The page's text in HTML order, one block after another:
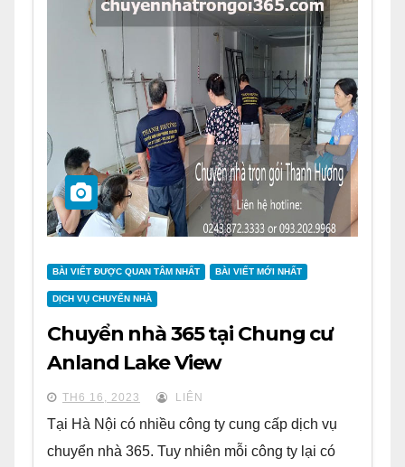
BÀI VIẾT ĐƯỢC QUAN TÂM NHẤT BÀI VIẾT MỚI NHẤT
DỊCH VỤ CHUYỂN NHÀ
Chuyển nhà 365 tại Chung cư
Anland Lake View
TH6 16, 2023 LIÊN
Tại Hà Nội có nhiều công ty cung cấp dịch vụ
chuyển nhà 365. Tuy nhiên mỗi công ty lại có